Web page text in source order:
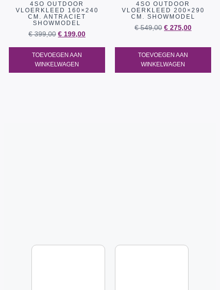
4SO OUTDOOR
VLOERKLEED 160×240
CM. ANTRACIET
SHOWMODEL
€399,00 € 199,00
TOEVOEGEN AAN
WINKELWAGEN
4SO OUTDOOR
VLOERKLEED 200×290
CM. SHOWMODEL
€549,00 € 275,00
TOEVOEGEN AAN
WINKELWAGEN